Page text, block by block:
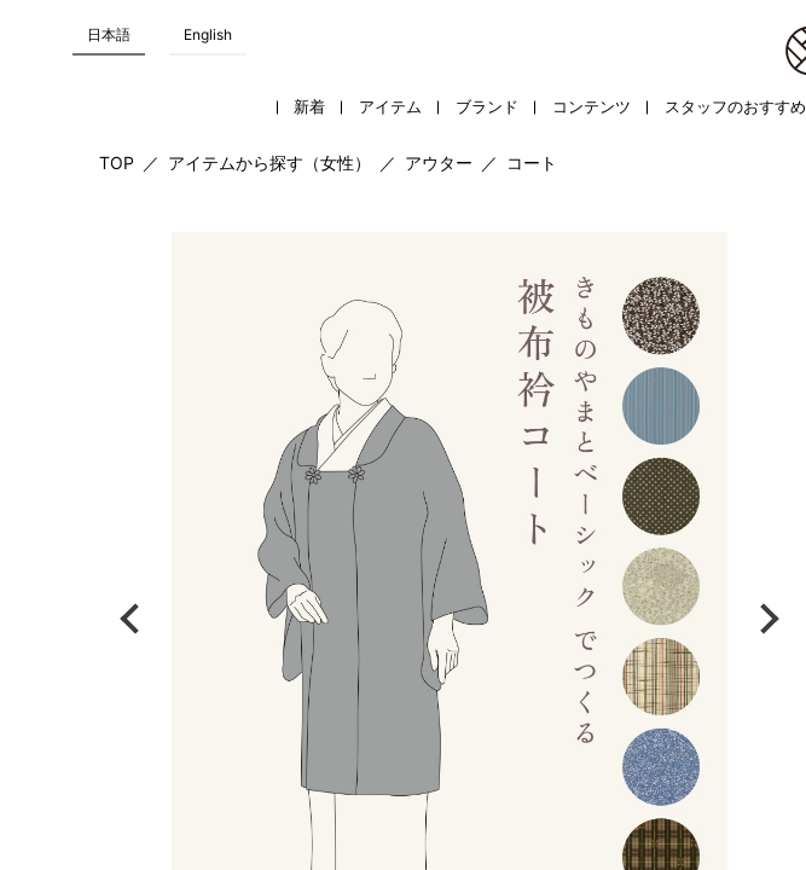
日本語 English
新着 アイテム ブランド コンテンツ スタッフのおすすめ
TOP ／ アイテムから探す（女性） ／ アウター ／ コート